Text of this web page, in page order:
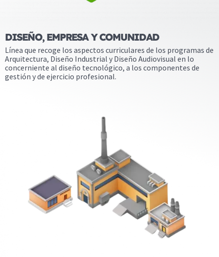
DISEÑO, EMPRESA Y COMUNIDAD
Línea que recoge los aspectos curriculares de los programas de
Arquitectura, Diseño Industrial y Diseño Audiovisual en lo
concerniente al diseño tecnológico, a los componentes de
gestión y de ejercicio profesional.